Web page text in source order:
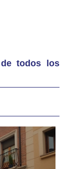
todos los